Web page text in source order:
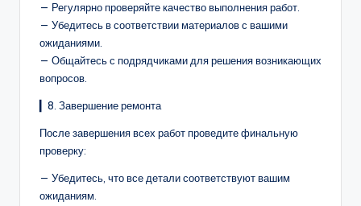
— Регулярно проверяйте качество выполнения работ.
— Убедитесь в соответствии материалов с вашими
ожиданиями.
— Общайтесь с подрядчиками для решения возникающих
вопросов.
▎8. Завершение ремонта
После завершения всех работ проведите финальную
проверку:
— Убедитесь, что все детали соответствуют вашим
ожиданиям.